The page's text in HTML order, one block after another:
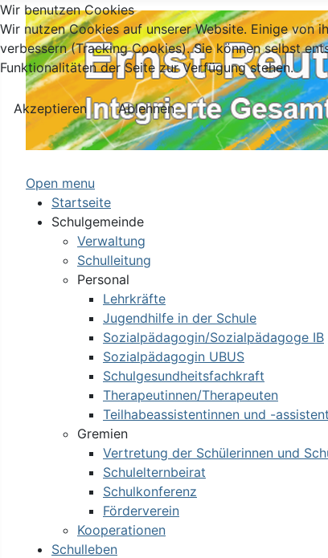
Open menu
Startseite
Schulgemeinde
Verwaltung
Schulleitung
Personal
Lehrkräfte
Jugendhilfe in der Schule
Sozialpädagogin/Sozialpädagoge IB
Sozialpädagogin UBUS
Schulgesundheitsfachkraft
Therapeutinnen/Therapeuten
Teilhabeassistentinnen und -
Gremien
Vertretung der Schülerinnen und
Schulelternbeirat
Schulkonferenz
Förderverein
Kooperationen
Schulleben
Wir benutzen Cookies
Wir nutzen Cookies auf unserer Website. Einige von
verbessern (Tracking Cookies). Sie können selbst
Funktionalitäten der Seite zur Verfügung stehen.
Akzeptieren
Ablehnen